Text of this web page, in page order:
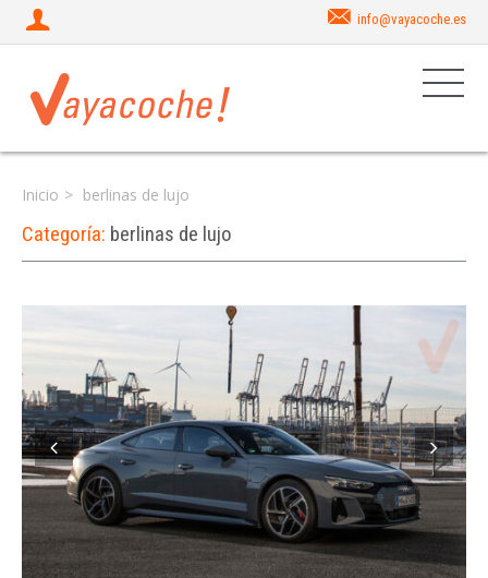
info@vayacoche.es
Inicio berlinas de lujo
Categoría: berlinas de lujo